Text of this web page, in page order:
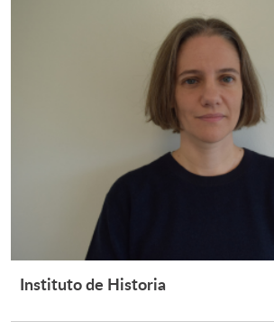
Instituto de Historia